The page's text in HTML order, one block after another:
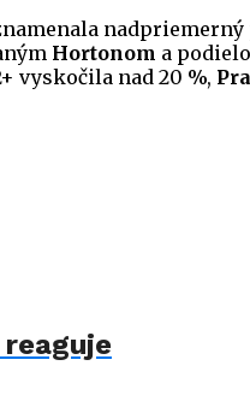
nadpriemerný
Hortonom a
vyskočila nad 20 %,